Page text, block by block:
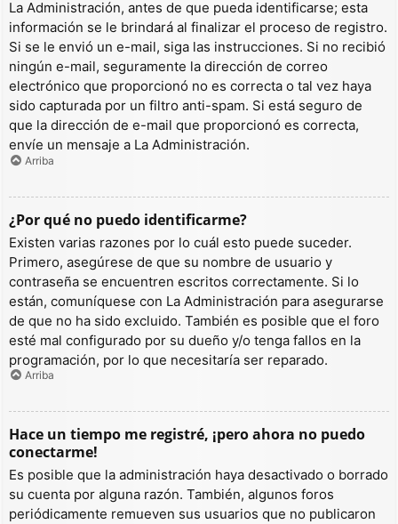
La Administración, antes de que pueda identificarse; esta
información se le brindará al finalizar el proceso de registro.
Si se le envió un e-mail, siga las instrucciones. Si no recibió
ningún e-mail, seguramente la dirección de correo
electrónico que proporcionó no es correcta o tal vez haya
sido capturada por un filtro anti-spam. Si está seguro de
que la dirección de e-mail que proporcionó es correcta,
envíe un mensaje a La Administración.
Arriba
¿Por qué no puedo identificarme?
Existen varias razones por lo cuál esto puede suceder.
Primero, asegúrese de que su nombre de usuario y
contraseña se encuentren escritos correctamente. Si lo
están, comuníquese con La Administración para asegurarse
de que no ha sido excluido. También es posible que el foro
esté mal configurado por su dueño y/o tenga fallos en la
programación, por lo que necesitaría ser reparado.
Arriba
Hace un tiempo me registré, ¡pero ahora no puedo
conectarme!
Es posible que la administración haya desactivado o borrado
su cuenta por alguna razón. También, algunos foros
periódicamente remueven sus usuarios que no publicaron